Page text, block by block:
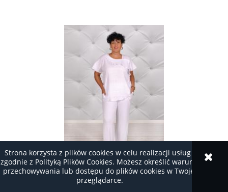
Strona korzysta z plików cookies w celu realizacji usług i
zgodnie z Polityką Plików Cookies. Możesz określić warunki
przechowywania lub dostępu do plików cookies w Twojej
przeglądarce.
do koszyka
BLUZKA BAWEŁNA DLA PUSZYSTYCH BBN01 -